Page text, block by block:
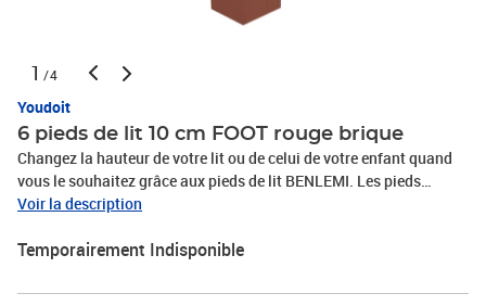
1 /4
Youdoit
6 pieds de lit 10 cm FOOT rouge brique
Changez la hauteur de votre lit ou de celui de votre enfant quand
vous le souhaitez grâce aux pieds de lit BENLEMI. Les pieds
réhausseurs vous permettront d'avoir la place suffisante pour
opter pour un tiroir sommier avec des lattes pour ajouter un lit
sélectionné et la chaîne de fabrication est labellisée PEFC.
Voir la description
Temporairement Indisponible